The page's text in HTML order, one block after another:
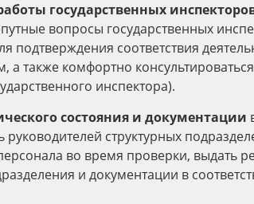
государственных
вопросы государственных
подтверждения соответствия
также комфортно
инспектора).
состояния и документации
структурных
во время проверки, выдать
и документации в